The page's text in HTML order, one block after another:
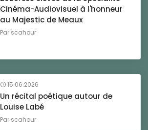
Cinéma-Audiovisuel à l'honneur
au Majestic de Meaux
Par scahour
15.06.2026
Un récital poétique autour de
Louise Labé
Par scahour